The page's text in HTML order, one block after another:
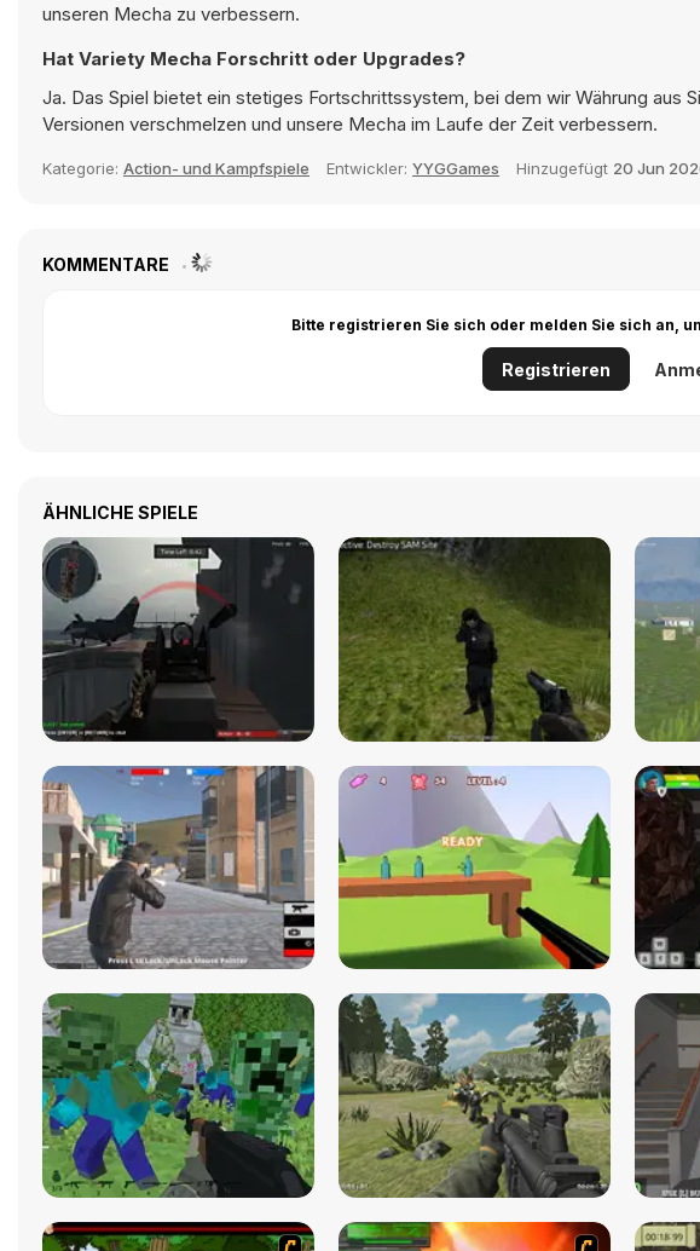
unseren Mecha zu verbessern.
Hat Variety Mecha Forschritt oder Upgrades?
Ja. Das Spiel bietet ein stetiges Fortschrittssystem, bei dem wir Währung aus
Versionen verschmelzen und unsere Mecha im Laufe der Zeit verbessern.
Kategorie: Action- und Kampfspiele Entwickler: YYGGames Hinzugefügt 20 Jun
KOMMENTARE
Bitte registrieren Sie sich oder melden Sie sich an,
Registrieren
ÄHNLICHE SPIELE